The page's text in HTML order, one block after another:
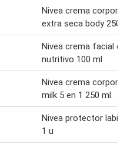
Nivea crema corporal
extra seca body 250
Nivea crema facial
nutritivo 100 ml
Nivea crema
milk 5 en 1 250 ml.
Nivea protector labial
1 u